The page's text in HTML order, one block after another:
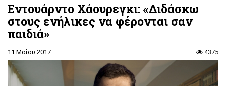
Εντουάρντο Χάουρεγκι: «Διδάσκω
στους ενήλικες να φέρονται σαν
παιδιά»
11 Μαΐου 2017 4375